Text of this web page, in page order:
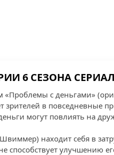
6 СЕЗОНА
«Проблемы с деньгами»
зрителей в
могут повлиять на
находит себя в
способствует улучшению